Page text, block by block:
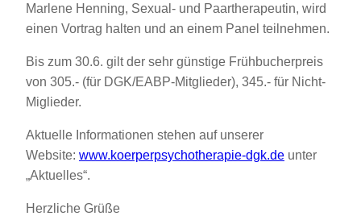
Marlene Henning, Sexual- und Paartherapeutin, wird
einen Vortrag halten und an einem Panel teilnehmen.
Bis zum 30.6. gilt der sehr günstige Frühbucherpreis
von 305.- (für DGK/EABP-Mitglieder), 345.- für Nicht-
Miglieder.
Aktuelle Informationen stehen auf unserer
Website: www.koerperpsychotherapie-dgk.de unter
„Aktuelles“.
Herzliche Grüße